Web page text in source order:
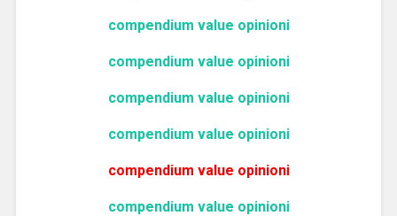
compendium value opinioni
compendium value opinioni
compendium value opinioni
compendium value opinioni
compendium value opinioni
compendium value opinioni